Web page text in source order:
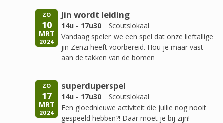
ZO
10
MRT
2024
Jin wordt leiding
14u - 17u30
Scoutslokaal
Vandaag spelen we een spel dat onze lieftallige
jin Zenzi heeft voorbereid. Hou je maar vast
aan de takken van de bomen
ZO
17
MRT
2024
superduperspel
14u - 17u30
Scoutslokaal
Een gloednieuwe activiteit die jullie nog nooit
gespeeld hebben?! Daar moet je bij zijn!